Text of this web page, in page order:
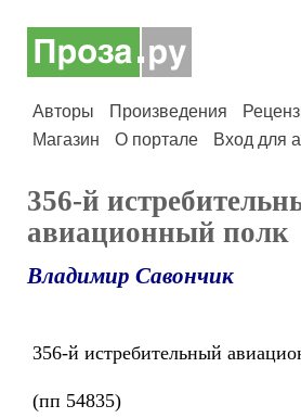
Авторы Произведения
Магазин
О портале Вход для
356-й
авиационный полк
Владимир Савончик
356-й истребительный
(пп 54835)